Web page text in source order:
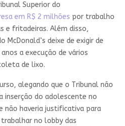
Superior do
em R$ 2 milhões por trabalho
e fritadeiras. Além disso,
McDonald’s deixe de exigir de
a execução de vários
de lixo.
alegando que o Tribunal não
inserção do adolescente no
não haveria justificativa para
no lobby das